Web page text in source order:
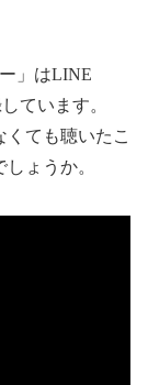
」はLINE
ています。
ても聴いたこ
ょうか。